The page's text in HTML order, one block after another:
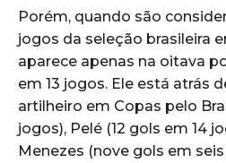
Porém, quando são
jogos da seleção brasileira
aparece apenas na oitava
em 13 jogos. Ele está atrás
artilheiro em Copas pelo
jogos), Pelé (12 gols em 14
Menezes (nove gols em